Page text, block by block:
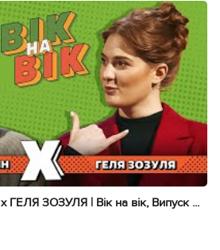
ЗОЗУЛЯ | Вік на вік, Випуск ...